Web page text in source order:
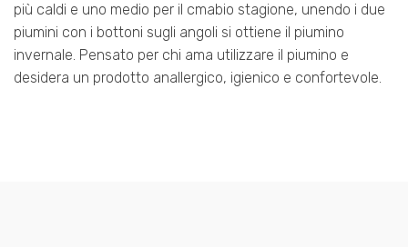
più caldi e uno medio per il cmabio stagione, unendo i due
piumini con i bottoni sugli angoli si ottiene il piumino
invernale. Pensato per chi ama utilizzare il piumino e
desidera un prodotto anallergico, igienico e confortevole.